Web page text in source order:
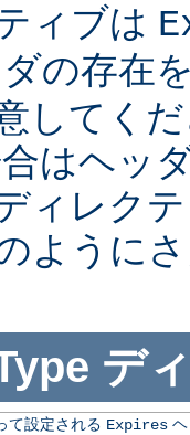
ィブは
の存在
してく
はヘッ
ィレク
ように
デ
て設定される Expiresヘ